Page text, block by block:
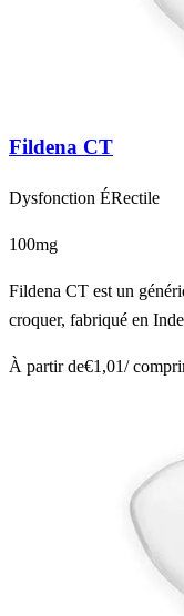
Fildena CT
Dysfonction ÉRectile
100mg
Fildena CT est un
croquer, fabriqué en
À partir de€1,01/